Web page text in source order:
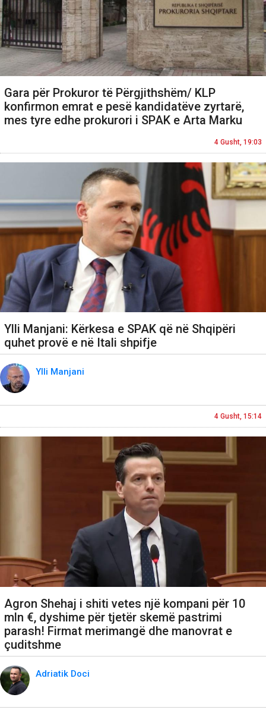
Gara për Prokuror të Përgjithshëm/ KLP
konfirmon emrat e pesë kandidatëve zyrtarë,
mes tyre edhe prokurori i SPAK e Arta Marku
4 Gusht, 19:03
Ylli Manjani: Kërkesa e SPAK që në Shqipëri
quhet provë e në Itali shpifje
Ylli Manjani
4 Gusht, 15:14
Agron Shehaj i shiti vetes një kompani për 10
mln €, dyshime për tjetër skemë pastrimi
parash! Firmat merimangë dhe manovrat e
çuditshme
Adriatik Doci